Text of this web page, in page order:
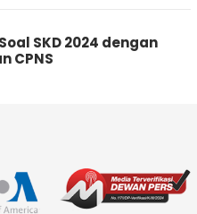
SKD 2024 dengan
CPNS